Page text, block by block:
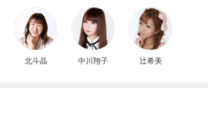
北斗晶 中川翔子 辻希美